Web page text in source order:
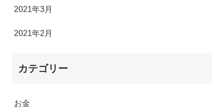
2021年3月
2021年2月
カテゴリー
お金